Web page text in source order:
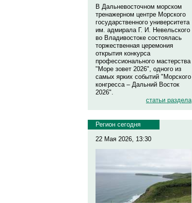
В Дальневосточном морском
тренажерном центре Морского
государственного университета
им. адмирала Г. И. Невельского
во Владивостоке состоялась
торжественная церемония
открытия конкурса
профессионального мастерства
"Море зовет 2026", одного из
самых ярких событий "Морского
конгресса – Дальний Восток
2026".
статьи раздела
Регион сегодня
22 Мая 2026, 13:30